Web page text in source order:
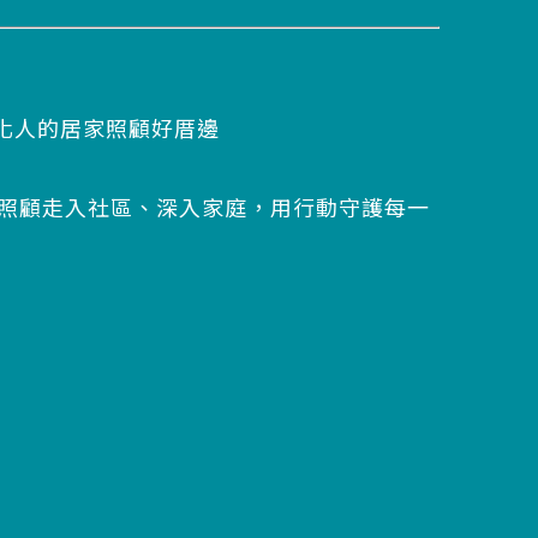
人的居家照顧好厝邊
顧走入社區、深入家庭，用行動守護每一